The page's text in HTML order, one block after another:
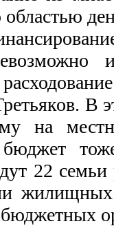
В
на
22